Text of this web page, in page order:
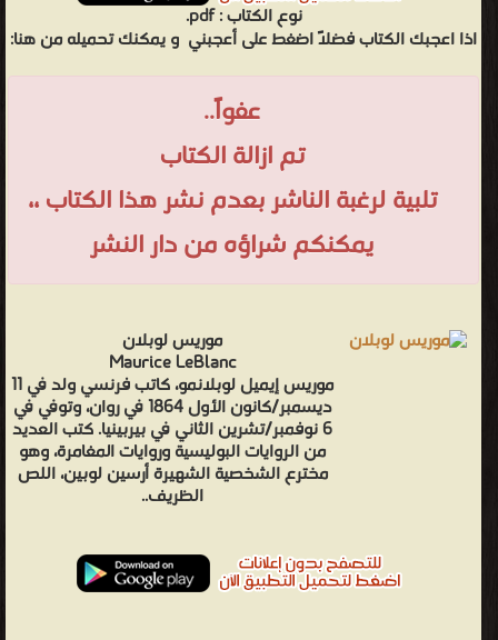
نوع الكتاب :pdf.
اذا اعجبك الكتاب فضلاً اضغط على أعجبني و يمكنك تحميله من هنا:
عفواً..
تم ازالة الكتاب
تلبية لرغبة الناشر بعدم نشر هذا الكتاب ،،
يمكنكم شراؤه من دار النشر
موريس لوبلان
Maurice LeBlanc
موريس إيميل لوبلانمو، كاتب فرنسي ولد في 11
ديسمبر/كانون الأول 1864 في روان، وتوفي في
6 نوفمبر/تشرين الثاني في بيربينيا. كتب العديد
من الروايات البوليسية وروايات المغامرة، وهو
مخترع الشخصية الشهيرة أرسين لوبين، اللص
الظريف..